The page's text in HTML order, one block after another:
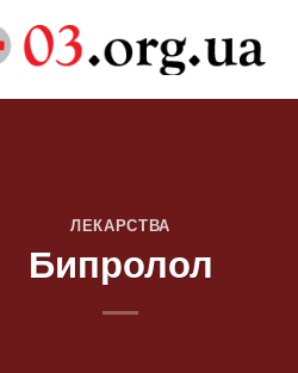
ЛЕКАРСТВА
Бипролол